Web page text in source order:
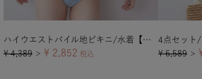
ハイウエストパイル地ビキニ/水着【メール便可／100】
¥ 4,389 ＞ ¥ 2,852 税込
¥ 6,589 ＞